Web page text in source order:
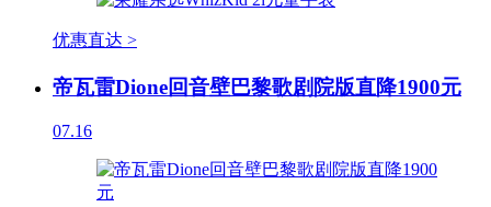
优惠直达 >
帝瓦雷Dione回音壁巴黎歌剧院版直降1900元
07.16